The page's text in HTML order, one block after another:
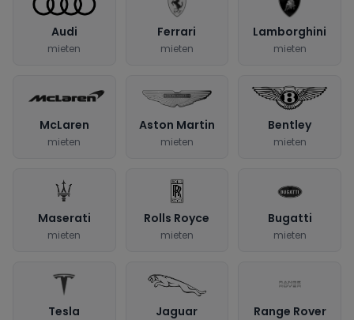
Audi
mieten
Ferrari
mieten
Lamborghini
mieten
McLaren
mieten
Aston Martin
mieten
Bentley
mieten
Maserati
mieten
Rolls Royce
mieten
Bugatti
mieten
Tesla Jaguar Range Rover